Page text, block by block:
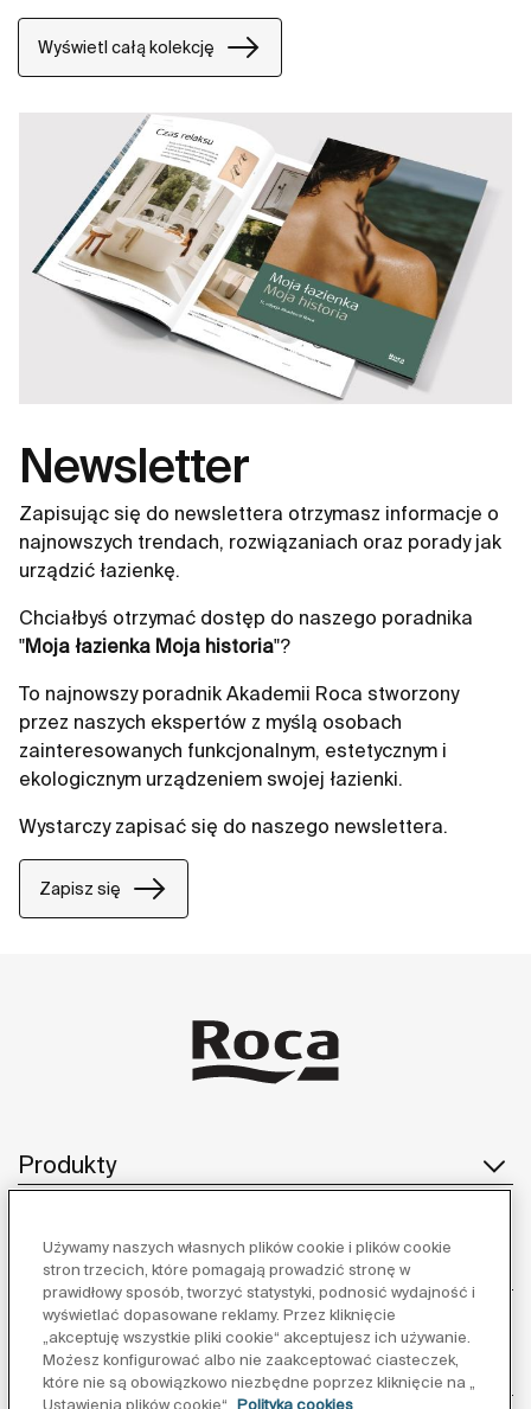
Wyświetl całą kolekcję
Newsletter
Zapisując się do newslettera otrzymasz informacje o
najnowszych trendach, rozwiązaniach oraz porady jak
urządzić łazienkę.
Chciałbyś otrzymać dostęp do naszego poradnika
"Moja łazienka Moja historia"?
To najnowszy poradnik Akademii Roca stworzony
przez naszych ekspertów z myślą osobach
zainteresowanych funkcjonalnym, estetycznym i
ekologicznym urządzeniem swojej łazienki.
Wystarczy zapisać się do naszego newslettera.
Zapisz się
Produkty
Obsługa klienta
O nas
Używamy naszych własnych plików cookie i plików cookie
stron trzecich, które pomagają prowadzić stronę w
prawidłowy sposób, tworzyć statystyki, podnosić wydajność i
wyświetlać dopasowane reklamy. Przez kliknięcie
„akceptuję wszystkie pliki cookie“ akceptujesz ich używanie.
Możesz konfigurować albo nie zaakceptować ciasteczek,
które nie są obowiązkowo niezbędne poprzez kliknięcie na „
Ustawienia plików cookie“
Polityka cookies